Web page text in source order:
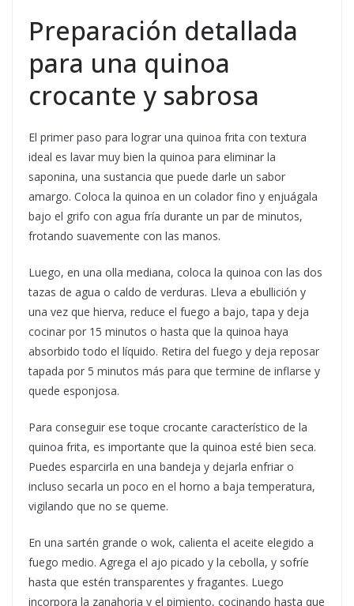
Preparación detallada
para una quinoa
crocante y sabrosa
El primer paso para lograr una quinoa frita con textura
ideal es lavar muy bien la quinoa para eliminar la
saponina, una sustancia que puede darle un sabor
amargo. Coloca la quinoa en un colador fino y enjuágala
bajo el grifo con agua fría durante un par de minutos,
frotando suavemente con las manos.
Luego, en una olla mediana, coloca la quinoa con las dos
tazas de agua o caldo de verduras. Lleva a ebullición y
una vez que hierva, reduce el fuego a bajo, tapa y deja
cocinar por 15 minutos o hasta que la quinoa haya
absorbido todo el líquido. Retira del fuego y deja reposar
tapada por 5 minutos más para que termine de inflarse y
quede esponjosa.
Para conseguir ese toque crocante característico de la
quinoa frita, es importante que la quinoa esté bien seca.
Puedes esparcirla en una bandeja y dejarla enfriar o
incluso secarla un poco en el horno a baja temperatura,
vigilando que no se queme.
En una sartén grande o wok, calienta el aceite elegido a
fuego medio. Agrega el ajo picado y la cebolla, y sofríe
hasta que estén transparentes y fragantes. Luego
incorpora la zanahoria y el pimiento, cocinando hasta que